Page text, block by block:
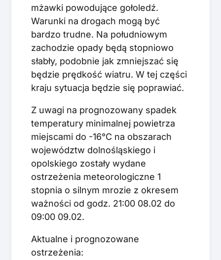
mżawki powodujące gołoledź.
Warunki na drogach mogą być
bardzo trudne. Na południowym
zachodzie opady będą stopniowo
słabły, podobnie jak zmniejszać się
będzie prędkość wiatru. W tej części
kraju sytuacja będzie się poprawiać.
Z uwagi na prognozowany spadek
temperatury minimalnej powietrza
miejscami do -16°C na obszarach
województw dolnośląskiego i
opolskiego zostały wydane
ostrzeżenia meteorologiczne 1
stopnia o silnym mrozie z okresem
ważności od godz. 21:00 08.02 do
09:00 09.02.
Aktualne i prognozowane
ostrzeżenia: